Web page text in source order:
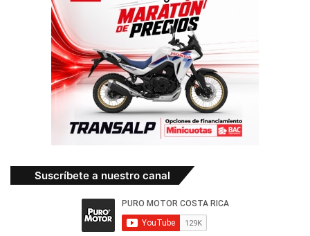
Suscríbete a nuestro canal